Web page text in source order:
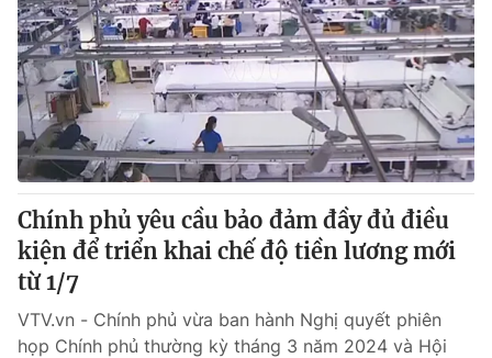
Thị trường 24h Tấm lòng Việt
VTV4 Vươn mình bằng AI
VTV9 VTV8
Liên hệ tòa soạn English
THỜI BÁO VTV
Chính phủ yêu cầu bảo đảm đầy đủ điều
kiện để triển khai chế độ tiền lương mới
từ 1/7
VTV.vn - Chính phủ vừa ban hành Nghị quyết phiên
họp Chính phủ thường kỳ tháng 3 năm 2024 và Hội